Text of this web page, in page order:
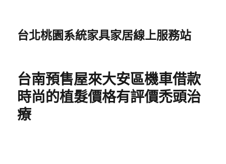
台北桃園系統家具家居線上服務站
台南預售屋來大安區機車借款
時尚的植髮價格有評價禿頭治
療